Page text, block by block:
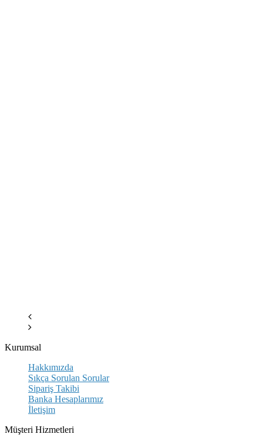
Kurumsal
Hakkımızda
Sıkça Sorulan Sorular
Sipariş Takibi
Banka Hesaplarımız
İletişim
Müşteri Hizmetleri